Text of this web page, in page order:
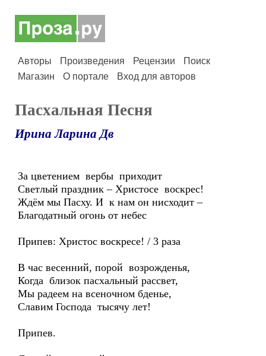
Авторы Произведения Рецензии
Поиск
Магазин
О портале Вход для авторов
Пасхальная Песня
Ирина Ларина Дв
За цветением вербы приходит
Светлый праздник – Христосе воскрес!
Ждём мы Пасху. И к нам он нисходит –
Благодатный огонь от небес
Припев: Христос воскресе! / 3 раза
В час весенний, порой возрожденья,
Когда близок пасхальный рассвет,
Мы радеем на всеночном бденье,
Славим Господа тысячу лет!
Припев.